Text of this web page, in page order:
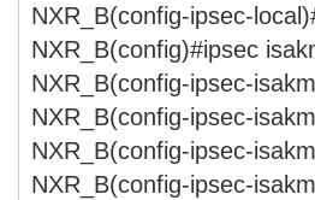
NXR_B(config-ipsec-
NXR_B(config)#ipsec
NXR_B(config-ipsec-
NXR_B(config-ipsec-
NXR_B(config-ipsec-
NXR_B(config-ipsec-